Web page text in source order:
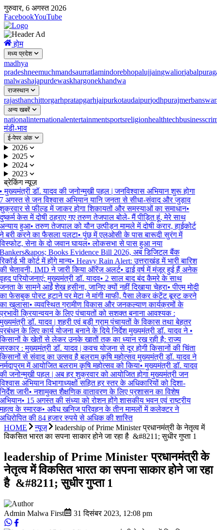
गुरुवार, 6 अगस्त 2026
FacebookYouTube
होम
मध्य प्रदेश
madhya
pradeshneemuchmandsaurratlamindorebhopalujjaingwaliorjabalpur
malwashajapurdewaskhargonekhandwa
राजस्थान
rajasthanchittorgarhpratapgarhjaipurkotaudaipurjodhpurajmer
अन्य खबरें
nationalinternationalentertainmentsportsreligionhealthtechbusiness
मंडी-भाव
ई-पेपर अंक
2026
2025
2024
2023
ब्रेकिंग न्यूज़
मुख्यमंत्री डॉ. यादव की जनोन्मुखी पहल | जनविश्वास अभियान शुरू होगा
अगस्त से जन विश्वास अभियान यानि जनता से सीधा-संवाद और जुड़ाव
से फील्ड में जाकर होगा शिकायतों और समस्याओं का समाधान•
केस में दोषी ठहराए गए तरुण तेजपाल बोले- मैं पीड़ित हूं, मेरे साथ
हुआ• तरुण तेजपाल को यौन उत्पीड़न मामले में दोषी करार, हाईकोर्ट
बरी करने का फैसला पलटा• पुंछ में एलओसी के पास बारूदी सुरंग में
सेना के दो जवान घायल• लोकसभा से पास हुआ नया
Books Evidence Bill 2026, अब डिजिटल बैंक
भी कोर्ट में होंगे मान्य• Heavy Rain Alert: उत्तराखंड में भारी बारिश
चेतावनी, IMD ने जारी किया ऑरेंज अलर्ट• ढाई वर्ष में मंजूर हुई हैं अनेक
परियोजनाएं: मुख्यमंत्री डॉ. यादव• 2 साल बाद बंद कैमरे के साथ
के सामने आईं शेख हसीना, जानिए क्यों नहीं दिखाया चेहरा• पीएम मोदी
फेसबुक पोस्ट हटाने पर मेटा ने मांगी माफी, पैसा लेकर कंटेंट बूस्ट करने
खुलासा• व्यवस्थित ग्रामीण विकास और जनकल्याण कार्यक्रमों के
क्रियान्वयन के लिए पंचायतों को सशक्त बनाना आवश्यक :
डॉ. यादव | शहरी एवं बड़ी ग्राम पंचायतों के विकास तथा बेहतर
के लिए कार्य योजना बनाने के दिये निर्देश मुख्यमंत्री डॉ. यादव ने•
के खेतों से लेकर उनके खातों तक का ध्यान रख रही है: राज्य
: मुख्यमंत्री डॉ. यादव | कवच योजना से दूर होगी किसानों की चिंता
से संवाद का उत्सव है बलराम कृषि महोत्सव मुख्यमंत्री डॉ. यादव ने
में आयोजित बलराम कृषि महोत्सव को किया• मुख्यमंत्री डॉ. यादव
जनोन्मुखी पहल | अब हर शुक्रवार को आयोजित होगा मुख्यमंत्री जन
अभियान विभागाध्यक्षों सहित हर स्तर के अधिकारियों को दिशा-
जारी• नशामुक्त शैक्षणिक वातावरण के लिए प्रशासन का विशेष
• 15 अगस्त की संध्या को रोशन होंगे शासकीय भवन एवं राष्ट्रीय
के स्मारक• अवैध खनिज परिवहन के तीन मामलों में कलेक्टर ने
की 84 हजार रुपये से अधिक की शास्ति
HOME
न्यूज़
leadership of Prime Minister प्रधानमंत्री के नेतृत्व में
विकसित भारत का सपना साकार होने जा रहा है &#8211; सुधीर गुप्ता 1
leadership of Prime Minister प्रधानमंत्री के
नेतृत्व में विकसित भारत का सपना साकार होने जा रहा
है &#8211; सुधीर गुप्ता 1
Admin Malwa First 31 दिसंबर 2023, 12:08 pm